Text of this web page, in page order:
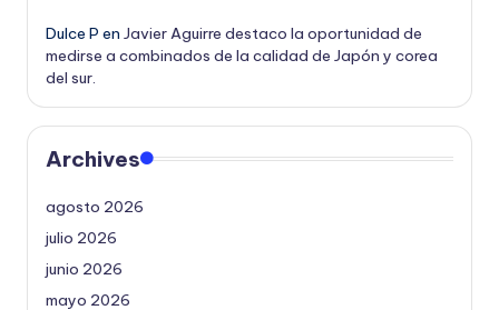
Dulce P en Javier Aguirre destaco la oportunidad de
medirse a combinados de la calidad de Japón y corea
del sur.
Archives
agosto 2026
julio 2026
junio 2026
mayo 2026